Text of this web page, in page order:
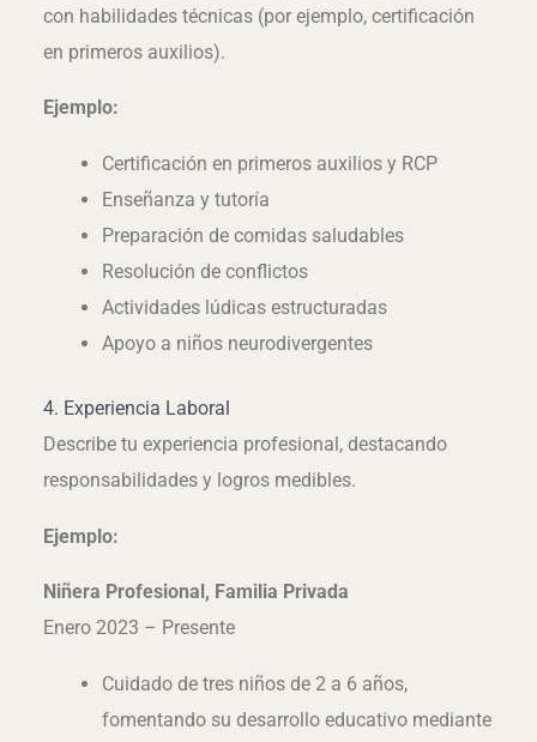
con habilidades técnicas (por ejemplo, certificación
en primeros auxilios).
Ejemplo:
Certificación en primeros auxilios y RCP
Enseñanza y tutoría
Preparación de comidas saludables
Resolución de conflictos
Actividades lúdicas estructuradas
Apoyo a niños neurodivergentes
4. Experiencia Laboral
Describe tu experiencia profesional, destacando
responsabilidades y logros medibles.
Ejemplo:
Niñera Profesional, Familia Privada
Enero 2023 – Presente
Cuidado de tres niños de 2 a 6 años,
fomentando su desarrollo educativo mediante